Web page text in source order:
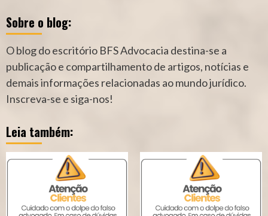
Sobre o blog:
O blog do escritório BFS Advocacia destina-se a
publicação e compartilhamento de artigos, notícias e
demais informações relacionadas ao mundo jurídico.
Inscreva-se e siga-nos!
Leia também: